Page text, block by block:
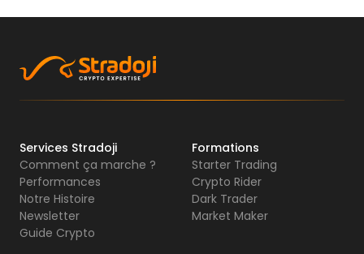
Services Stradoji
Comment ça marche ?
Performances
Notre Histoire
Newsletter
Guide Crypto
Formations
Starter Trading
Crypto Rider
Dark Trader
Market Maker